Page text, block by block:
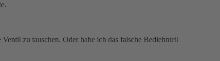
zu tauschen. Oder habe ich das falsche Bediehnteil